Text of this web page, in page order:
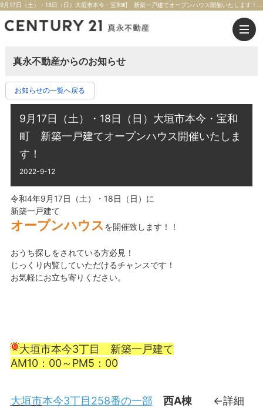
真永不動産からのお知らせ
お知らせの一覧へ戻る
9月17日（土）・18日（日）大垣市本今・宝和
町 新築一戸建てオープンハウス開催いたしま
す！
2022-9-12
令和4年9月17日（土）・18日（日）に
新築一戸建て
オープンハウス を開催致します！！
おうち探しをされている方必見！
じっくり内覧していただけるチャンスです！
お気軽にお立ち寄りください。
大垣市本今3丁目 新築一戸建て
AM10：00～PM5：00
大垣市本今3丁目258番の一部 西A棟
←詳細